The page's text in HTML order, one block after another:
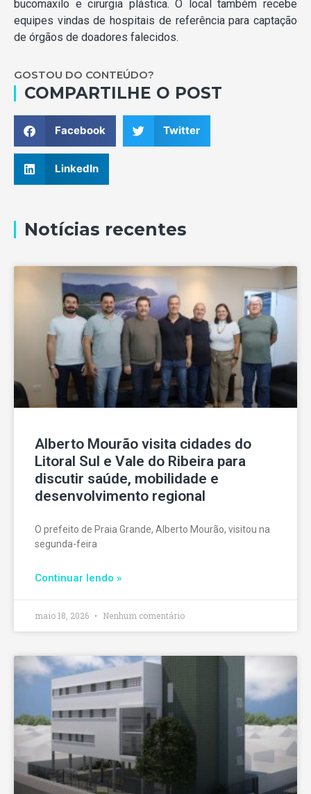
bucomaxilo e cirurgia plástica. O local também recebe
equipes vindas de hospitais de referência para captação
de órgãos de doadores falecidos.
GOSTOU DO CONTEÚDO?
COMPARTILHE O POST
Facebook Twitter
LinkedIn
Notícias recentes
Alberto Mourão visita cidades do
Litoral Sul e Vale do Ribeira para
discutir saúde, mobilidade e
desenvolvimento regional
O prefeito de Praia Grande, Alberto Mourão, visitou na
segunda-feira
Continuar lendo »
maio 18, 2026 Nenhum comentário